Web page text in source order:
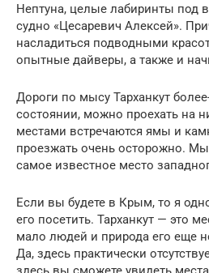
Нептуна, целые лабиринты под
судно «Цесаревич Алексей».
насладиться подводными
опытные дайверы, а также и
Дороги по мысу Тарханкут
состоянии, можно проехать на
местами встречаются ямы и
проезжать очень осторожно.
самое известное место
Если вы будете в Крым, то я
его посетить. Тарханкут — это
мало людей и природа его еще
Да, здесь практически